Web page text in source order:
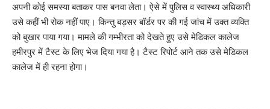
अपनी कोई समस्या बताकर पास बनवा लेता। ऐसे में पुलिस व स्वास्थ्य अधिकारी
उसे कहीं भी रोक नहीं पाए। किन्तु बड़सर बॉर्डर पर की गई जांच में उक्त व्यक्ति
को बुखार पाया गया। मामले की गम्भीरता को देखते हुए उसे मेडिकल कालेज
हमीरपुर में टैस्ट के लिए भेज दिया गया है। टैस्ट रिपोर्ट आने तक उसे मेडिकल
कालेज में ही रहना होगा।